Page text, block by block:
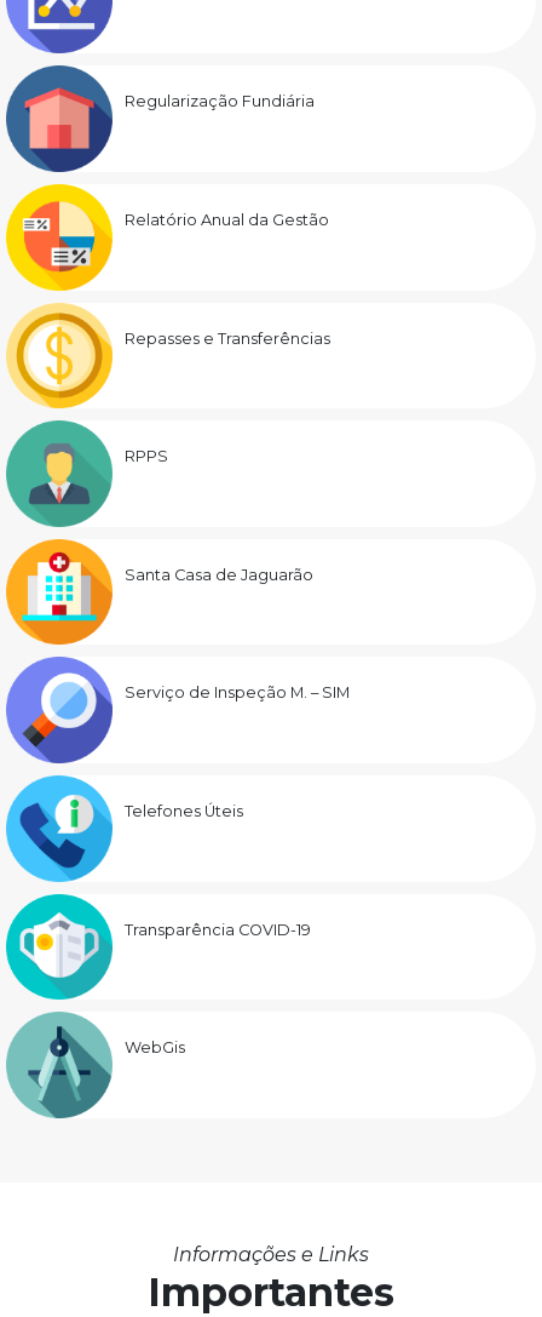
Regularização Fundiária
Relatório Anual da Gestão
Repasses e Transferências
RPPS
Santa Casa de Jaguarão
Serviço de Inspeção M. – SIM
Telefones Úteis
Transparência COVID-19
WebGis
Informações e Links
Importantes